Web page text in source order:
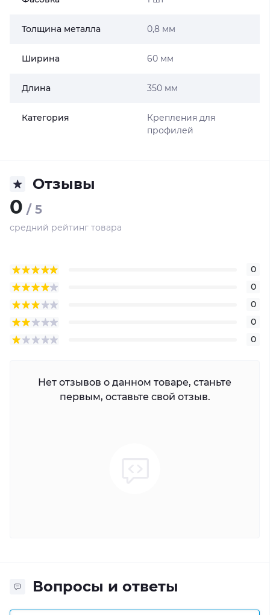
Толщина металла 0,8 мм
Ширина 60 мм
Длина 350 мм
Категория
Крепления для
профилей
Отзывы
0 / 5
средний рейтинг товара
0
0
0
0
0
Нет отзывов о данном товаре, станьте
первым, оставьте свой отзыв.
Вопросы и ответы